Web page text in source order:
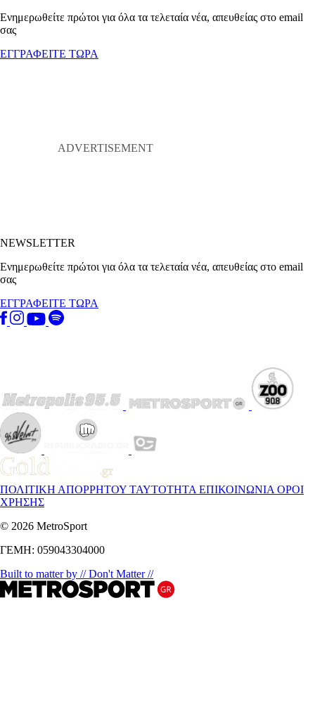
Ενημερωθείτε πρώτοι για όλα τα τελεταία νέα, απευθείας στο email
σας
ΕΓΓΡΑΦΕΙΤΕ ΤΩΡΑ
NEWSLETTER
Ενημερωθείτε πρώτοι για όλα τα τελεταία νέα, απευθείας στο email
σας
ΕΓΓΡΑΦΕΙΤΕ ΤΩΡΑ
ΠΟΛΙΤΙΚΗ ΑΠΟΡΡΗΤΟΥ ΤΑΥΤΟΤΗΤΑ ΕΠΙΚΟΙΝΩΝΙΑ ΟΡΟΙ
ΧΡΗΣΗΣ
© 2026 MetroSport
ΓΕΜΗ: 059043304000
Built to matter by // Don't Matter //